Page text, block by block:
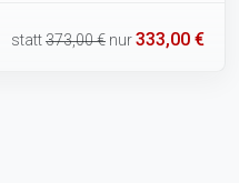
statt373,00 € nur333,00 €